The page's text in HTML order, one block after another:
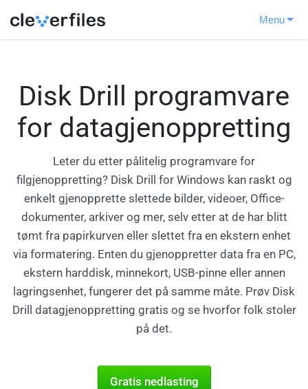
Menu
Disk Drill programvare
for datagjenoppretting
Leter du etter pålitelig programvare for
filgjenoppretting? Disk Drill for Windows kan raskt og
enkelt gjenopprette slettede bilder, videoer, Office-
dokumenter, arkiver og mer, selv etter at de har blitt
tømt fra papirkurven eller slettet fra en ekstern enhet
via formatering. Enten du gjenoppretter data fra en PC,
ekstern harddisk, minnekort, USB-pinne eller annen
lagringsenhet, fungerer det på samme måte. Prøv Disk
Drill datagjenoppretting gratis og se hvorfor folk stoler
på det.
Gratis nedlasting